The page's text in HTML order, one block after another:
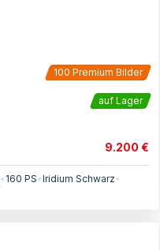
100 Premium Bilder
auf Lager
9.200 €
• 160 PS•Iridium Schwarz•